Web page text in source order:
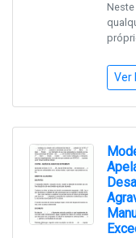
Ver